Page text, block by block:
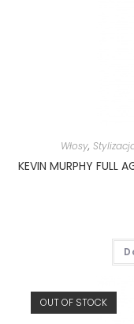
Włosy,
KEVIN MURPHY FULL
OUT OF STOCK